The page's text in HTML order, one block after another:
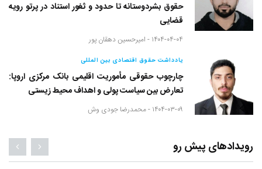
حقوق بشردوستانه تا حدود و ثغور استناد در پرتو رویه
قضایی
۱۴۰۴-۰۴-۰۴ - امیرحسین دهقان پور
یادداشت حقوق اقتصادی بین المللی
چارچوب حقوقی مأموریت اقلیمی بانک مرکزی اروپا:
تعارض بین سیاست پولی و اهداف محیط زیستی
۱۴۰۴-۰۳-۰۹ - محمدرضا جودی وش
رویدادهای پیش رو